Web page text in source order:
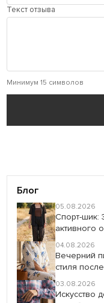
Текст отзыва
Минимум 15 символов
Блог
05.08.2026
Спорт-шик:
активного
04.08.2026
Вечерний
стиля
03.08.2026
Искусство